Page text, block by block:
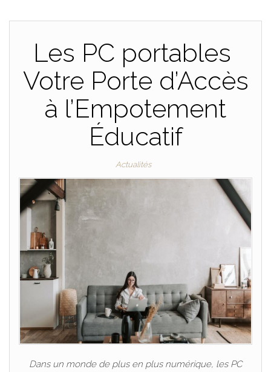
Les PC portables
Votre Porte d’Accès
à l’Empotement
Éducatif
Actualités
Dans un monde de plus en plus numérique, les PC